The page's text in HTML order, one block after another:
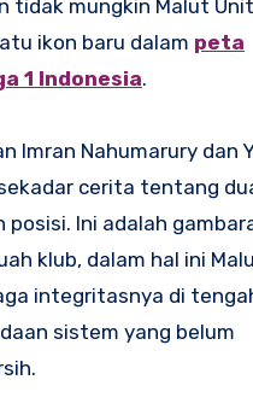
tidak mungkin Malut
ikon baru dalam peta
1 Indonesia.
Imran Nahumarury dan
cerita tentang
posisi. Ini adalah
klub, dalam hal ini
integritasnya di
sistem yang belum